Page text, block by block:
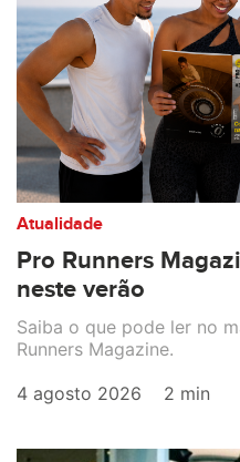
Atualidade
Pro Runners
neste verão
Saiba o que pode ler no
Runners Magazine.
4 agosto 2026
2 min